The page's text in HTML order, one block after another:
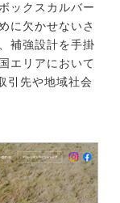
ックスカルバー
に欠かせないさ
補強設計を手掛
エリアにおいて
引先や地域社会